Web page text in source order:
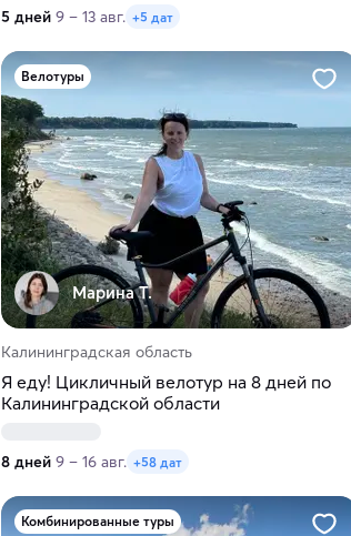
5 дней 9 – 13 авг. +5 дат
Велотуры
Марина Т.
Калининградская область
Я еду! Цикличный велотур на 8 дней по
Калининградской области
8 дней 9 – 16 авг. +58 дат
Комбинированные туры